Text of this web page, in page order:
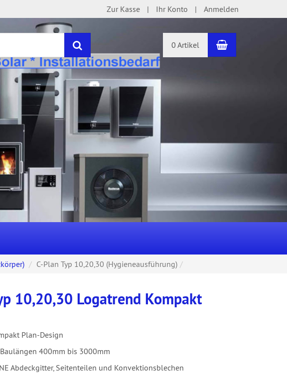
Zur Kasse Ihr Konto Anmelden
0 Artikel Warenkorb
C-Plan Typ 10,20,30 (Hygieneausführung)
10,20,30 Logatrend Kompakt
Plan-Design
400mm bis 3000mm
Abdeckgitter, Seitenteilen und Konvektionsblechen